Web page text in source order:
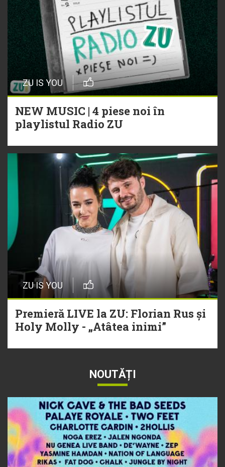
ZU IS YOU
NEW MUSIC | 4 piese noi în
playlistul Radio ZU
ZU IS YOU
Premieră LIVE la ZU: Florian Rus și
Holy Molly - „Atâtea inimi”
NOUTĂȚI